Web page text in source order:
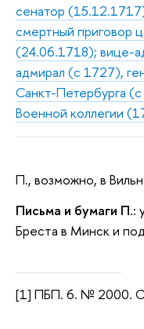
сенатор
смертный приговор
(24.06.1718); вице-
адмирал (с 1727),
Санкт-Петербурга
Военной коллегии
П., возможно, в
Письма и бумаги П.:
Бреста в Минск и
[1] ПБП. 6. № 2000.